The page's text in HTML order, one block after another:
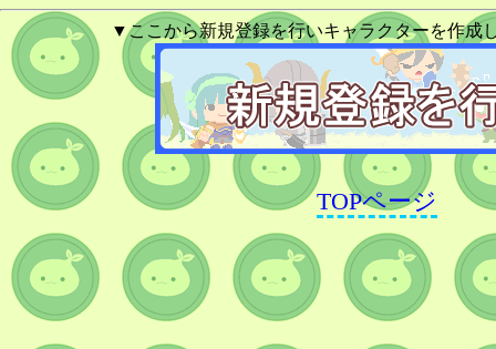
▼ここから新規登録を行いキャラクターを作成
TOPページ